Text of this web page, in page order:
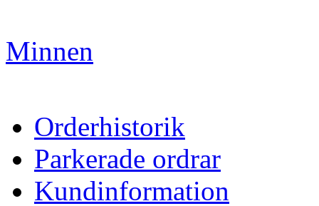
Minnen
Orderhistorik
Parkerade ordrar
Kundinformation